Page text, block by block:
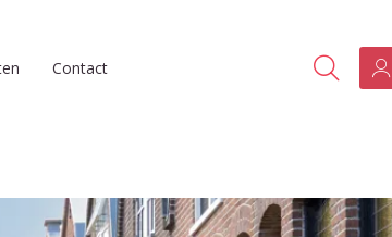
Contact